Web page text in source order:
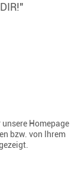
unsere Homepage
bzw. von Ihrem